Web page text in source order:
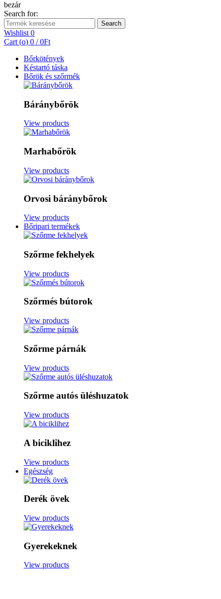
bezár
Search for:
Search
Wishlist 0
Cart (o) 0 / 0Ft
Bőrkötények
Késtartó táska
Bőrök és szőrmék
Báránybőrök
View products
Marhabőrök
View products
Orvosi báránybőrok
View products
Bőripari termékek
Szőrme fekhelyek
View products
Szőrmés bútorok
View products
Szőrme párnák
View products
Szőrme autós üléshuzatok
View products
A biciklihez
View products
Egészség
Derék övek
View products
Gyerekeknek
View products